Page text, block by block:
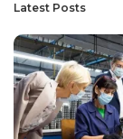
Latest Posts